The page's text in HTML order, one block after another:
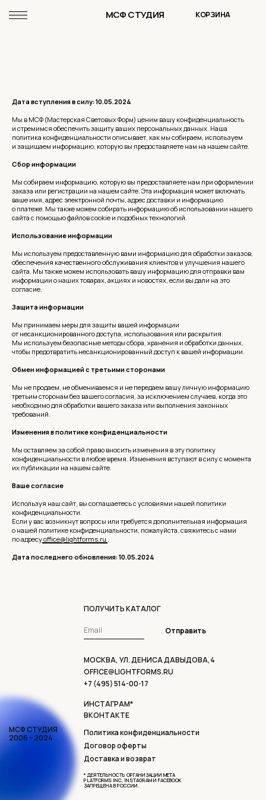
МСФ СТУДИЯ КОРЗИНА
Дата вступления в силу: 10.05.2024
Мы в МСФ (Мастерская Световых Форм) ценим вашу конфиденциальность
и стремимся обеспечить защиту ваших персональных данных. Наша
политика конфиденциальности описывает, как мы собираем, используем
и защищаем информацию, которую вы предоставляете нам на нашем сайте.
Сбор информации
Мы собираем информацию, которую вы предоставляете нам при оформлении
заказа или регистрации на нашем сайте. Эта информация может включать
ваше имя, адрес электронной почты, адрес доставки и информацию
о платеже. Мы также можем собирать информацию об использовании нашего
сайта с помощью файлов cookie и подобных технологий.
Использование информации
Мы используем предоставленную вами информацию для обработки заказов,
обеспечения качественного обслуживания клиентов и улучшения нашего
сайта. Мы также можем использовать вашу информацию для отправки вам
информации о наших товарах, акциях и новостях, если вы дали на это
согласие.
Защита информации
Мы принимаем меры для защиты вашей информации
от несанкционированного доступа, использования или раскрытия.
Мы используем безопасные методы сбора, хранения и обработки данных,
чтобы предотвратить несанкционированный доступ к вашей информации.
Обмен информацией с третьими сторонами
Мы не продаем, не обмениваемся и не передаем вашу личную информацию
третьим сторонам без вашего согласия, за исключением случаев, когда это
необходимо для обработки вашего заказа или выполнения законных
требований.
Изменения в политике конфиденциальности
Мы оставляем за собой право вносить изменения в эту политику
конфиденциальности в любое время. Изменения вступают в силу с момента
их публикации на нашем сайте.
Ваше согласие
Используя наш сайт, вы соглашаетесь с условиями нашей политики
конфиденциальности.
Если у вас возникнут вопросы или требуется дополнительная информация
о нашей политике конфиденциальности, пожалуйста, свяжитесь с нами
по адресуoffice@lightforms.ru .
Дата последнего обновления: 10.05.2024
МСФ СТУДИЯ
2006 - 2024
МОСКВА, УЛ. ДЕНИСА ДАВЫДОВА,4
ПОЛУЧИТЬ КАТАЛОГ
ИНСТАГРАМ*
ВКОНТАКТЕ
+7 (495) 514-00-17
OFFICE@LIGHTFORMS.RU
Отправить
* ДЕЯТЕЛЬНОСТЬ ОРГАНИЗАЦИИ META
PLATFORMS INC, INSTAGRAM И FACEBOOK
ЗАПРЕЩЕНА В РОССИИ.
Политика конфиденциальности
Договор оферты
Доставка и возврат